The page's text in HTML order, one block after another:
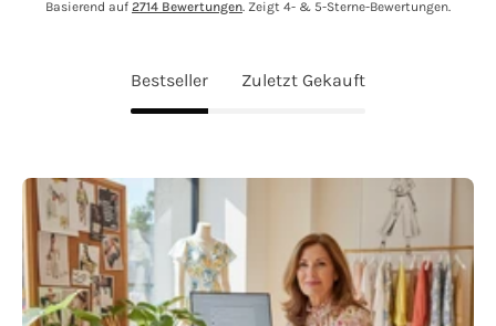
Basierend auf 2714 Bewertungen. Zeigt 4- & 5-Sterne-Bewertungen.
Bestseller Zuletzt Gekauft